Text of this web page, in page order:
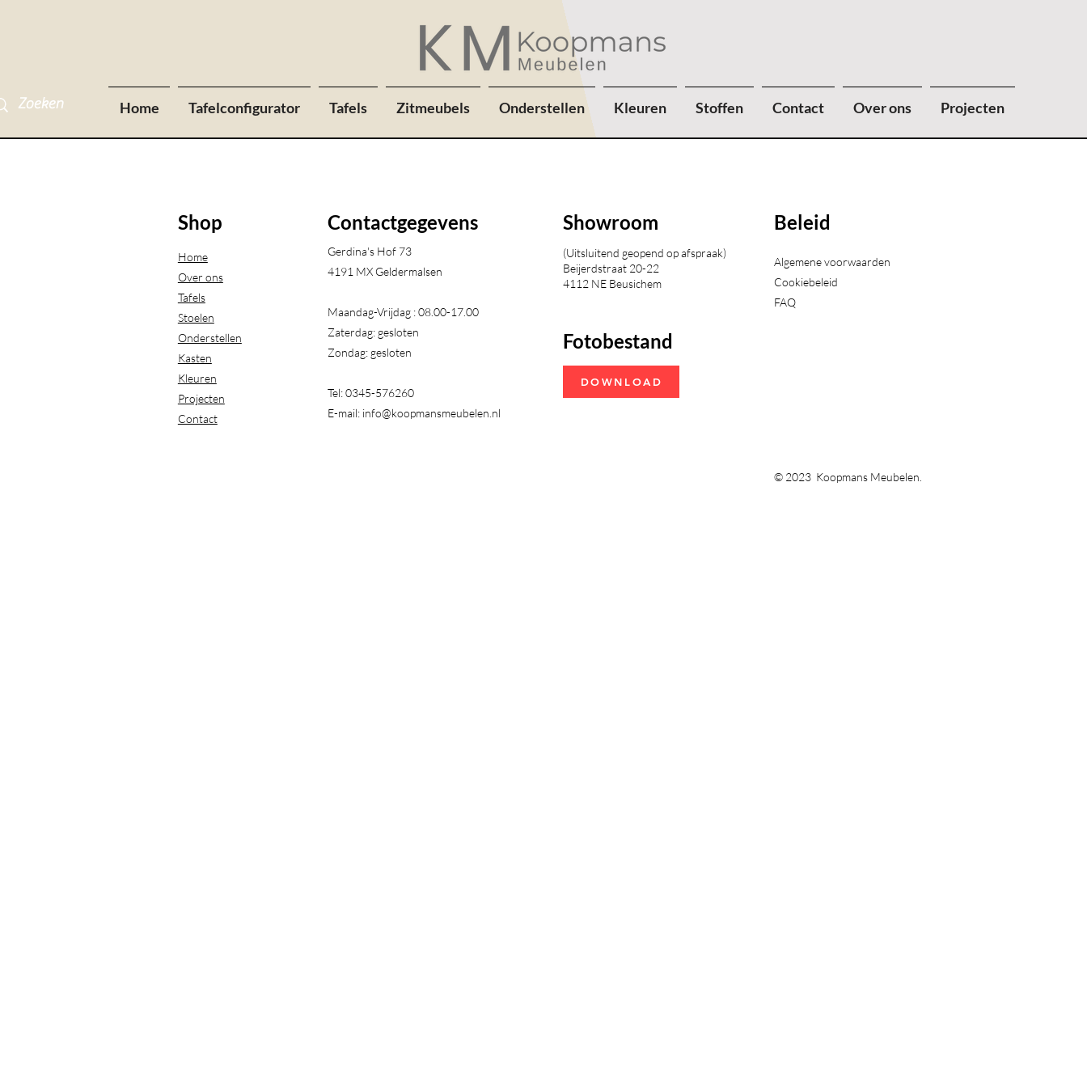
Home Tafelconfigurator Tafels Zitmeubels Onderstellen Kleuren Stoffen Contact Over ons Projecten
Shop
Home
Over ons
Tafels
Stoelen
Onderstellen
Kasten
Kleuren
Projecten
Contact
Contactgegevens
Gerdina's Hof 73
4191 MX Geldermalsen​
Maandag-Vrijdag : 08.00-17.00
Zaterdag: gesloten
Zondag: gesloten
Tel: 0345-576260
E-mail: info@koopmansmeubelen.nl
Showroom
(Uitsluitend geopend op afspraak)
Beijerdstraat 20-22
4112 NE Beusichem
Fotobestand
DOWNLOAD
Beleid
Algemene voorwaarden
Cookiebeleid
FAQ
© 2023 Koopmans Meubelen.